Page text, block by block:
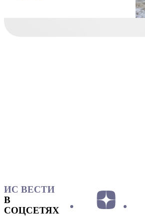
ИС ВЕСТИ
В
СОЦСЕТЯХ